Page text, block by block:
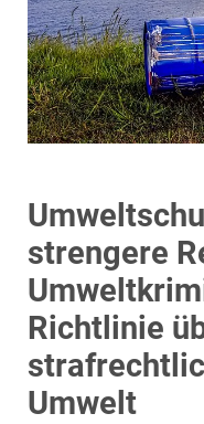
strengere
Richtlinie
Umwelt